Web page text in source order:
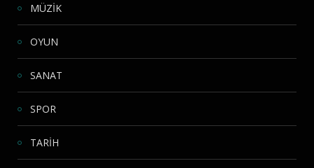
MÜZİK
OYUN
SANAT
SPOR
TARİH